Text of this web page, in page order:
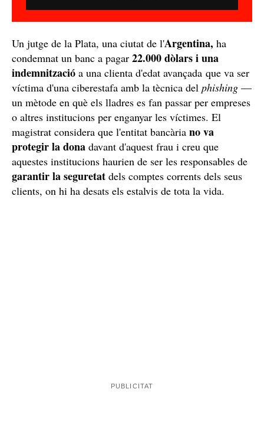
Un jutge de la Plata, una ciutat de l'Argentina, ha
condemnat un banc a pagar 22.000 dòlars i una
indemnització a una clienta d'edat avançada que va ser
víctima d'una ciberestafa amb la tècnica del phishing —
un mètode en què els lladres es fan passar per empreses
o altres institucions per enganyar les víctimes. El
magistrat considera que l'entitat bancària no va
protegir la dona davant d'aquest frau i creu que
aquestes institucions haurien de ser les responsables de
garantir la seguretat dels comptes corrents dels seus
clients, on hi ha desats els estalvis de tota la vida.